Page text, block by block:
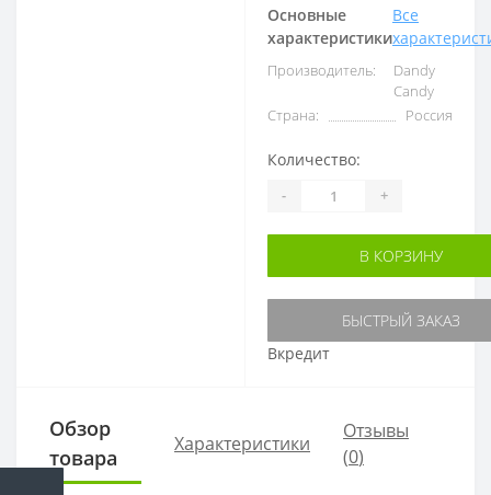
Основные
характеристики
Все
Производитель:
Dandy
Candy
Страна:
Россия
Количество:
- +
В КОРЗИНУ
БЫСТРЫЙ ЗАКАЗ
Вкредит
Обзор
товара
Характеристики
Отзывы
(0)